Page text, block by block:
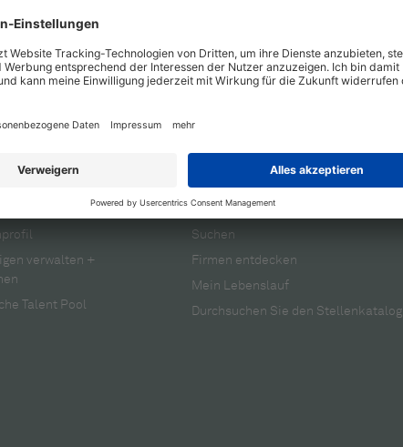
verwalten +
Talent Pool
Für Bewerber
Suchen
Firmen entdecken
Mein Lebenslauf
Durchsuchen Sie den Stellenkatalog